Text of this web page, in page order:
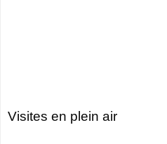
Visites en plein air